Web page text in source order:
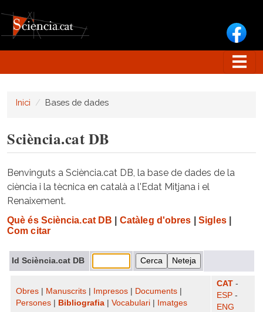
Inici Bases de dades
Sciència.cat DB
Benvinguts a Sciència.cat DB, la base de dades de la
ciència i la tècnica en català a l'Edat Mitjana i el
Renaixement.
Què és Sciència.cat DB Catàleg d'obres Sigles|
Com citar
Id Sciència.cat DB
Obres Manuscrits Impresos Documents
Persones
Bibliografia Vocabulari Imatges
CAT -
ESP -
ENG